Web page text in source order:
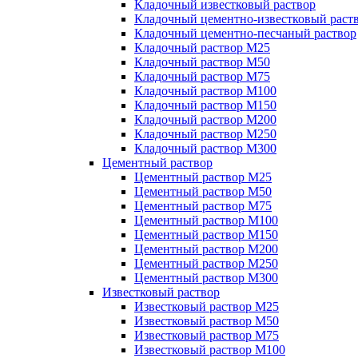
Кладочный известковый раствор
Кладочный цементно-известковый
Кладочный цементно-песчаный раствор
Кладочный раствор М25
Кладочный раствор М50
Кладочный раствор М75
Кладочный раствор М100
Кладочный раствор М150
Кладочный раствор М200
Кладочный раствор М250
Кладочный раствор М300
Цементный раствор
Цементный раствор М25
Цементный раствор М50
Цементный раствор М75
Цементный раствор М100
Цементный раствор М150
Цементный раствор М200
Цементный раствор М250
Цементный раствор М300
Известковый раствор
Известковый раствор М25
Известковый раствор М50
Известковый раствор М75
Известковый раствор М100